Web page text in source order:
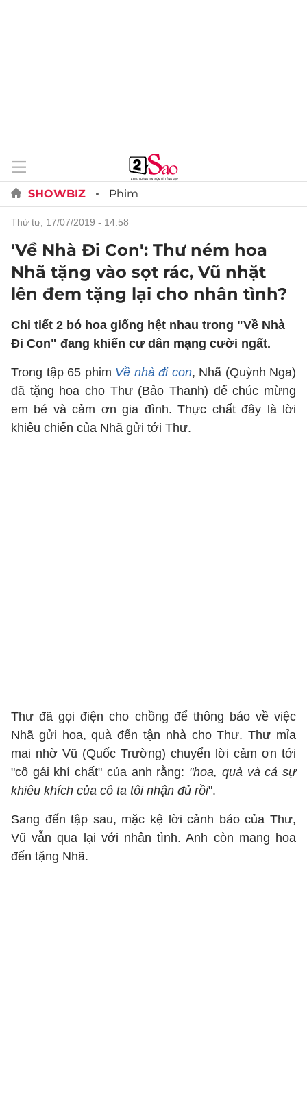
SHOWBIZ Phim
thứ tư, 17/07/2019 - 14:58
'Về Nhà Đi Con': Thư ném hoa
Nhã tặng vào sọt rác, Vũ nhặt
lên đem tặng lại cho nhân tình?
Chi tiết 2 bó hoa giống hệt nhau trong "Về Nhà
Đi Con" đang khiến cư dân mạng cười ngất.
Trong tập 65 phim Về nhà đi con, Nhã (Quỳnh Nga)
đã tặng hoa cho Thư (Bảo Thanh) để chúc mừng
em bé và cảm ơn gia đình. Thực chất đây là lời
khiêu chiến của Nhã gửi tới Thư.
Thư đã gọi điện cho chồng để thông báo về việc
Nhã gửi hoa, quà đến tận nhà cho Thư. Thư mỉa
mai nhờ Vũ (Quốc Trường) chuyển lời cảm ơn tới
"cô gái khí chất" của anh rằng: "hoa, quà và cả sự
khiêu khích của cô ta tôi nhận đủ rồi".
Sang đến tập sau, mặc kệ lời cảnh báo của Thư,
Vũ vẫn qua lại với nhân tình. Anh còn mang hoa
đến tặng Nhã.